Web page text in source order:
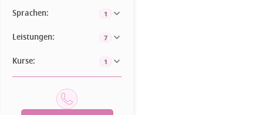
Sprachen: 1
Leistungen: 7
Kurse: 1